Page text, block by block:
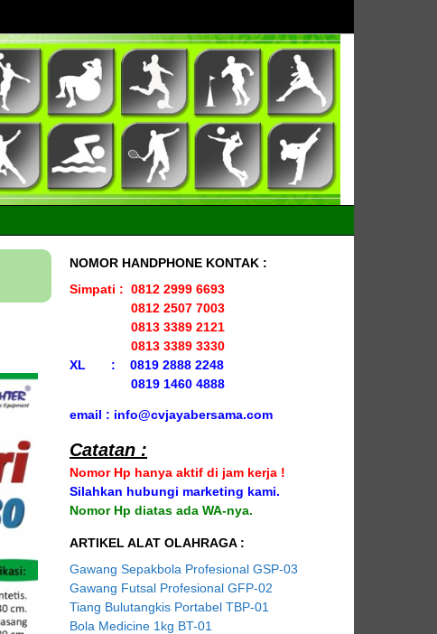
NOMOR HANDPHONE KONTAK :
Simpati : 0812 2999 6693
0812 2507 7003
0813 3389 2121
0813 3389 3330
XL : 0819 2888 2248
0819 1460 4888
email : info@cvjayabersama.com
Catatan :
Nomor Hp hanya aktif di jam kerja !
Silahkan hubungi marketing kami.
Nomor Hp diatas ada WA-nya.
ARTIKEL ALAT OLAHRAGA :
Gawang Sepakbola Profesional GSP-03
Gawang Futsal Profesional GFP-02
Tiang Bulutangkis Portabel TBP-01
Bola Medicine 1kg BT-01